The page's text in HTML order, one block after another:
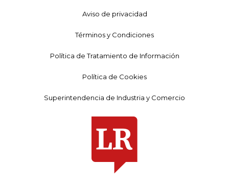
Aviso de privacidad
Términos y Condiciones
Política de Tratamiento de Información
Política de Cookies
Superintendencia de Industria y Comercio